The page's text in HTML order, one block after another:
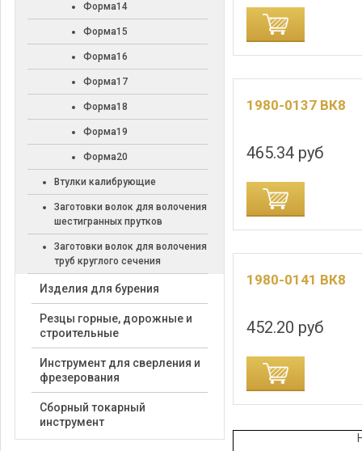
Форма14
Форма15
Форма16
Форма17
Форма18
Форма19
Форма20
Втулки калибрующие
Заготовки волок для волочения
шестигранных прутков
Заготовки волок для волочения
труб круглого сечения
Изделия для бурения
Резцы горные, дорожные и
строительные
Инструмент для сверления и
фрезерования
Сборный токарный
инструмент
ДОБАВИТЬ В КОРЗИНУ ДОБАВИТЬ
1980-0137 ВК8
465.34 руб
ДОБАВИТЬ В КОРЗИНУ ДОБАВИТЬ
1980-0141 ВК8
452.20 руб
ДОБАВИТЬ В КОРЗИНУ